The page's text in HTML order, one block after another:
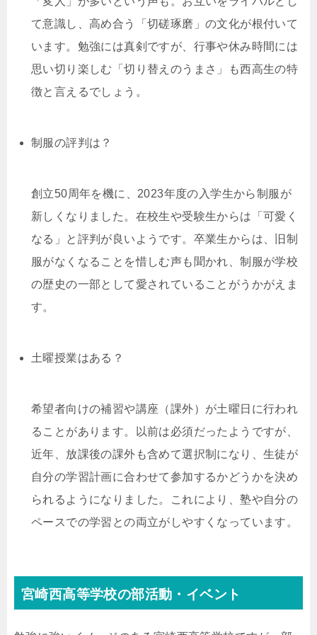
て意識し、高め合う「切磋琢磨」の文化が根付いて
います。勉強には真剣ですが、行事や休み時間には
思い切り楽しむ「切り替えのうまさ」も西高生の特
徴と言えるでしょう。
制服の評判は？
創立50周年を機に、2023年度の入学生から制服が
新しくなりました。在校生や受験生からは「可愛く
なる」と評判が良いようです。卒業生からは、旧制
服がなくなることを惜しむ声も聞かれ、制服が学校
の歴史の一部として愛されていることがうかがえま
す。
土曜授業はある？
希望者向けの補習や講座（課外）が土曜日に行われ
ることがあります。以前は必須だったようですが、
近年、放課後の課外も含めて選択制になり、生徒が
自分の学習計画に合わせて参加するかどうかを決め
られるようになりました。これにより、塾や自分の
ペースでの学習との両立がしやすくなっています。
宮崎西高等学校の部活動・イベント